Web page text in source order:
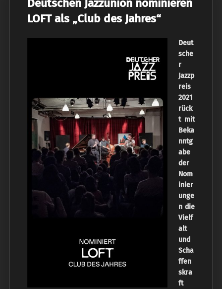
Deutschen Jazzunion nominieren
LOFT als „Club des Jahres“
Deut
sche
r
Jazzp
reis
2021
rück
t mit
Beka
nntg
abe
der
Nom
inier
unge
n die
Vielf
alt
und
Scha
ffen
skra
ft